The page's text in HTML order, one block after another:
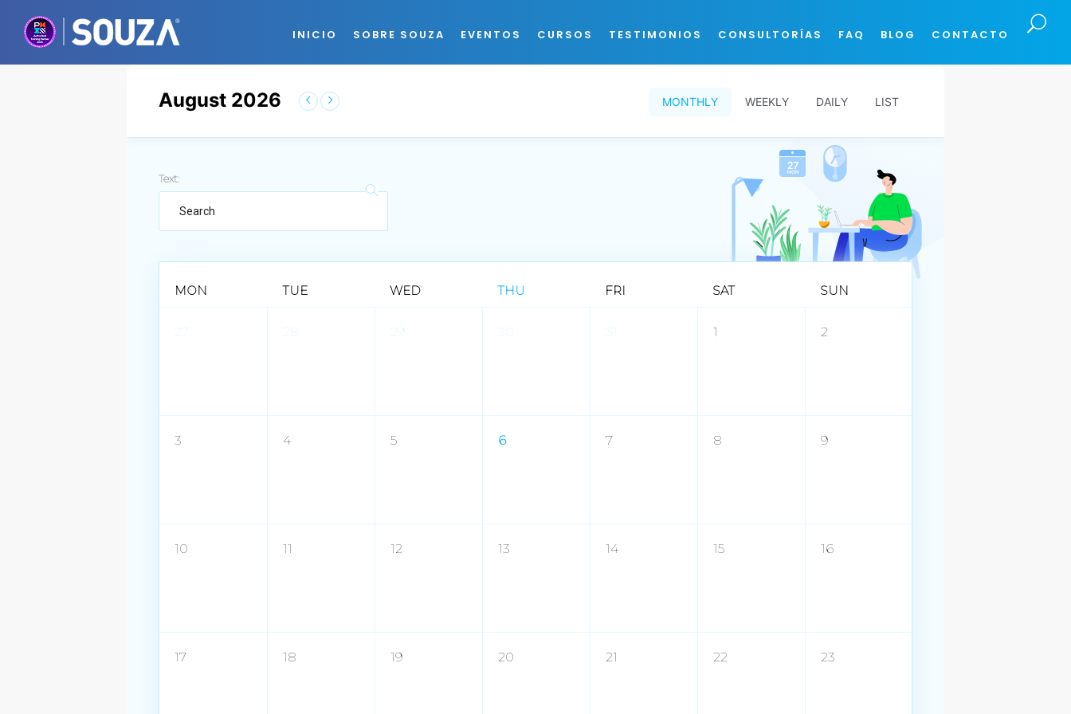
MONTHLY WEEKLY DAILY LIST
August 2026
Text:
MON TUE WED THU FRI SAT SUN
27 28 29 30 31 1 2
3 4 5 6 7 8 9
10 11 12 13 14 15 16
17 18 19 20 21 22 23
INICIO SOBRE SOUZA EVENTOS CURSOS TESTIMONIOS CONSULTORÍAS FAQ BLOG CONTACTO